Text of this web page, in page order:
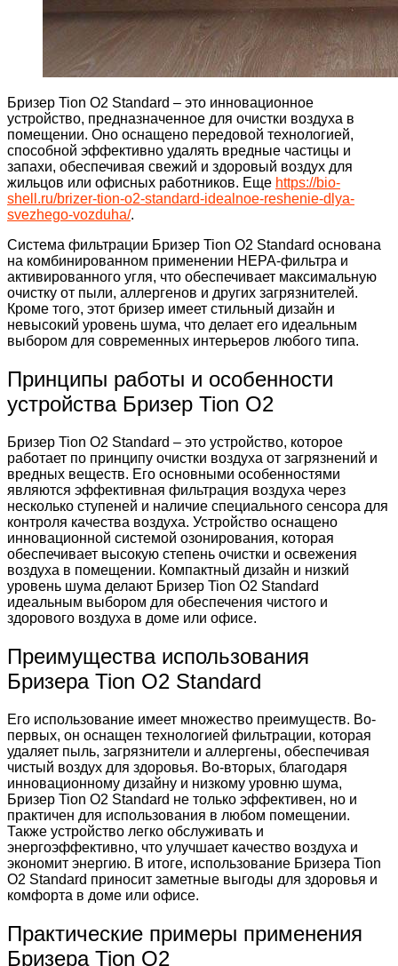
Бризер Tion O2 Standard – это инновационное
устройство, предназначенное для очистки воздуха в
помещении. Оно оснащено передовой технологией,
способной эффективно удалять вредные частицы и
запахи, обеспечивая свежий и здоровый воздух для
жильцов или офисных работников. Еще https://bio-
shell.ru/brizer-tion-o2-standard-idealnoe-reshenie-dlya-
svezhego-vozduha/.
Система фильтрации Бризер Tion O2 Standard основана
на комбинированном применении HEPA-фильтра и
активированного угля, что обеспечивает максимальную
очистку от пыли, аллергенов и других загрязнителей.
Кроме того, этот бризер имеет стильный дизайн и
невысокий уровень шума, что делает его идеальным
выбором для современных интерьеров любого типа.
Принципы работы и особенности
устройства Бризер Tion O2
Бризер Tion O2 Standard – это устройство, которое
работает по принципу очистки воздуха от загрязнений и
вредных веществ. Его основными особенностями
являются эффективная фильтрация воздуха через
несколько ступеней и наличие специального сенсора для
контроля качества воздуха. Устройство оснащено
инновационной системой озонирования, которая
обеспечивает высокую степень очистки и освежения
воздуха в помещении. Компактный дизайн и низкий
уровень шума делают Бризер Tion O2 Standard
идеальным выбором для обеспечения чистого и
здорового воздуха в доме или офисе.
Преимущества использования
Бризера Tion O2 Standard
Его использование имеет множество преимуществ. Во-
первых, он оснащен технологией фильтрации, которая
удаляет пыль, загрязнители и аллергены, обеспечивая
чистый воздух для здоровья. Во-вторых, благодаря
инновационному дизайну и низкому уровню шума,
Бризер Tion O2 Standard не только эффективен, но и
практичен для использования в любом помещении.
Также устройство легко обслуживать и
энергоэффективно, что улучшает качество воздуха и
экономит энергию. В итоге, использование Бризера Tion
O2 Standard приносит заметные выгоды для здоровья и
комфорта в доме или офисе.
Практические примеры применения
Бризера Tion O2